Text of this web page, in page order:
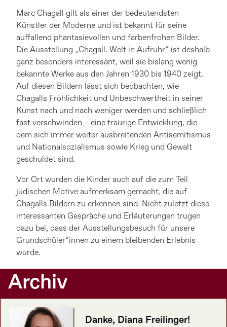
Marc Chagall gilt als einer der bedeutendsten
Künstler der Moderne und ist bekannt für seine
auffallend phantasievollen und farbenfrohen Bilder.
Die Ausstellung „Chagall. Welt in Aufruhr“ ist deshalb
ganz besonders interessant, weil sie bislang wenig
bekannte Werke aus den Jahren 1930 bis 1940 zeigt.
Auf diesen Bildern lässt sich beobachten, wie
Chagalls Fröhlichkeit und Unbeschwertheit in seiner
Kunst nach und nach weniger werden und schließlich
fast verschwinden – eine traurige Entwicklung, die
dem sich immer weiter ausbreitenden Antisemitismus
und Nationalsozialismus sowie Krieg und Gewalt
geschuldet sind.
Vor Ort wurden die Kinder auch auf die zum Teil
jüdischen Motive aufmerksam gemacht, die auf
Chagalls Bildern zu erkennen sind. Nicht zuletzt diese
interessanten Gespräche und Erläuterungen trugen
dazu bei, dass der Ausstellungsbesuch für unsere
Grundschüler*innen zu einem bleibenden Erlebnis
wurde.
Archiv
Danke, Diana Freilinger!